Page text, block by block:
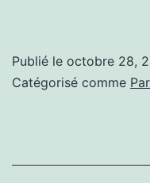
Publié le octobre 28,
Catégorisé comme